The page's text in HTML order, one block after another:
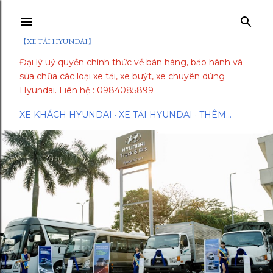
【XE TẢI HYUNDAI】
Đại lý uỷ quyền chính thức về bán hàng, bảo hành và
sửa chữa các loại xe tải, xe buýt, xe chuyên dùng
Hyundai. Liên hệ : 0984085899
XE KHÁCH HYUNDAI XE TẢI HYUNDAI THÊM…